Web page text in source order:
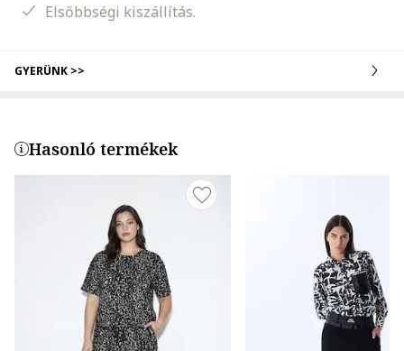
Elsőbbségi kiszállítás.
GYERÜNK >>
Hasonló termékek